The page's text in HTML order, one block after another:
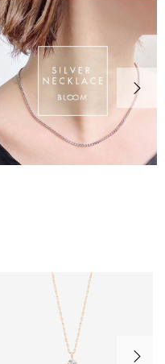
次の